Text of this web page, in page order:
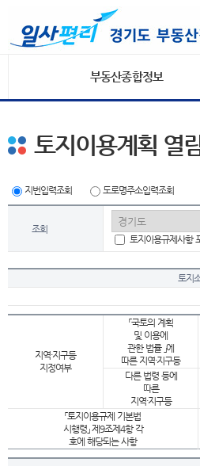
부동산종합정보
토지이용계획 열
지번입력조회 도로명주소입력조회
조회
토지이용규제사항
토지
지역·지구등
지정여부
「국토의 계획
및 이용에
관한 법률 」에
따른 지역·지구등
다른 법령 등에
따른
지역·지구등
「토지이용규제 기본법
시행령」 제9조제4항 각
호에 해당되는 사항